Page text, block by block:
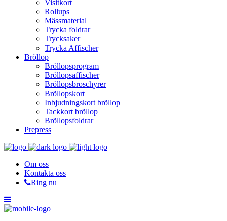
Visitkort
Rollups
Mässmaterial
Trycka foldrar
Trycksaker
Trycka Affischer
Bröllop
Bröllopsprogram
Bröllopsaffischer
Bröllopsbroschyrer
Bröllopskort
Inbjudningskort bröllop
Tackkort bröllop
Bröllopsfoldrar
Prepress
Om oss
Kontakta oss
Ring nu